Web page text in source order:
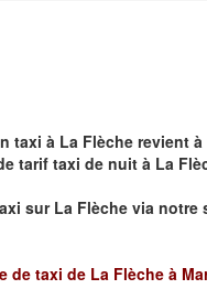
taxi à La Flèche revient
tarif taxi de nuit à La
sur La Flèche via notre
taxi de La Flèche à